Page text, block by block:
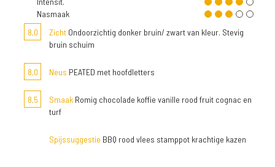
Nasmaak
8,0
Zicht Ondoorzichtig donker bruin/ zwart van kleur. Stevig
bruin schuim
8,0 Neus PEATED met hoofdletters
8,5 Smaak Romig chocolade koffie vanille rood fruit cognac en
turf
Spijssuggestie BBQ rood vlees stamppot krachtige kazen